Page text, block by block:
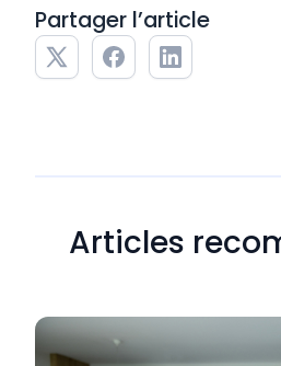
Partager l’article
Articles